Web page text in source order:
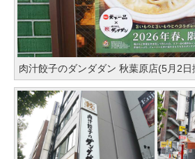
肉汁餃子のダンダダン 秋葉原店(5月2日